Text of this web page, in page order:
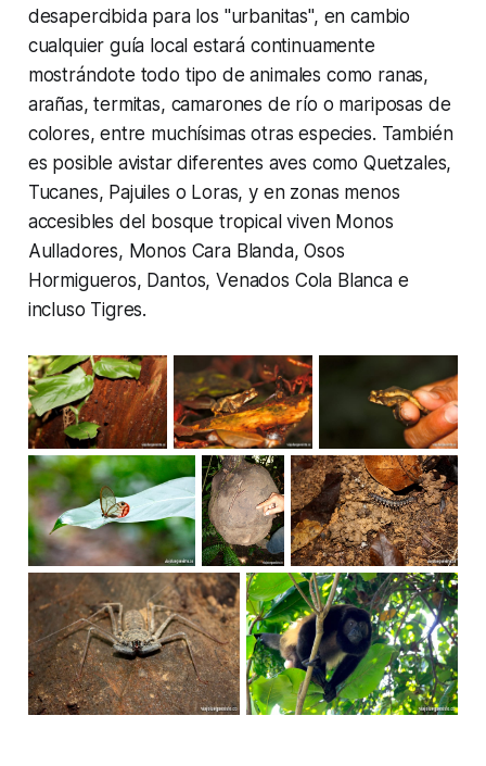
desapercibida para los "urbanitas", en cambio
cualquier guía local estará continuamente
mostrándote todo tipo de animales como ranas,
arañas, termitas, camarones de río o mariposas de
colores, entre muchísimas otras especies. También
es posible avistar diferentes aves como Quetzales,
Tucanes, Pajuiles o Loras, y en zonas menos
accesibles del bosque tropical viven Monos
Aulladores, Monos Cara Blanda, Osos
Hormigueros, Dantos, Venados Cola Blanca e
incluso Tigres.